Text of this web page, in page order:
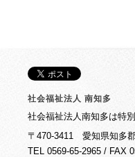
社会福祉法人 南知多
社会福祉法人南知多は特
〒470-3411 愛知県知多
TEL 0569-65-2965 / FAX